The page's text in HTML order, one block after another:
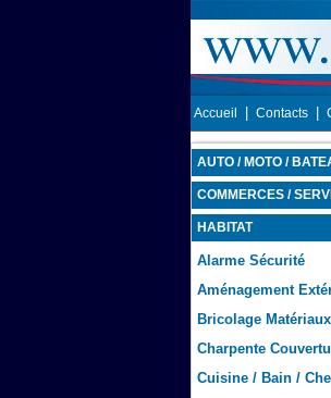
Accueil Contacts
AUTO / MOTO /
COMMERCES /
HABITAT
Alarme Sécurité
Aménagement
Bricolage Matériaux
Charpente
Cuisine / Bain /